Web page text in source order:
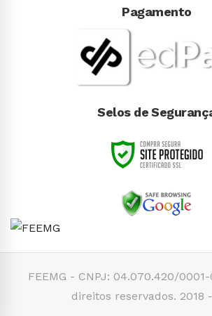
Pagamento
Selos de
FEEMG - CNPJ: 04.070.420/
direitos reservados. 2018